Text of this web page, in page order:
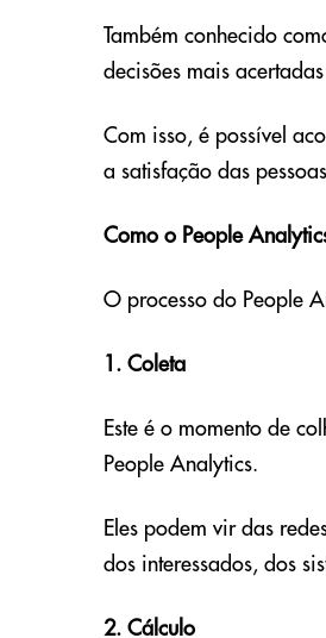
Também conhecido
decisões mais
Com isso, é possível
a satisfação das
Como o People
O processo do People
1. Coleta
Este é o momento de
People Analytics.
Eles podem vir das
dos interessados, dos
2. Cálculo